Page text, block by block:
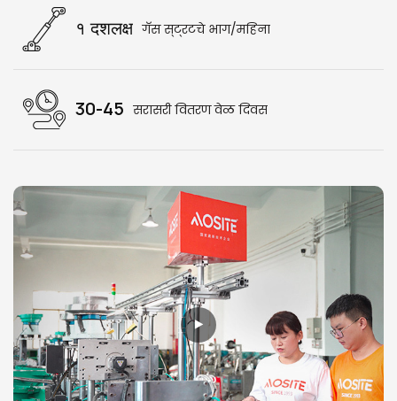
१ दशलक्ष गॅस स्ट्रटचे भाग/महिना
30-45 सरासरी वितरण वेळ दिवस